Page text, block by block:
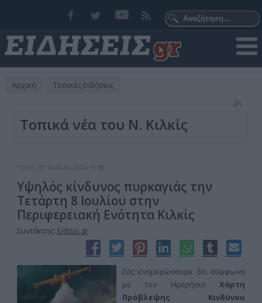
Αρχική Τοπικές Ειδήσεις
Τοπικά νέα του Ν. Κιλκίς
Τρίτη, 07 Ιουλίου 2026 13:48
Υψηλός κίνδυνος πυρκαγιάς την
Τετάρτη 8 Ιουλίου στην
Περιφερειακή Ενότητα Κιλκίς
Συντάκτης: Eidisis.gr
Σας ενημερώνουμε ότι σύμφωνα
με τον Ημερήσιο Χάρτη
Πρόβλεψης Κινδύνου